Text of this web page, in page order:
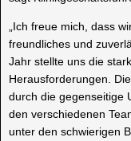
„Ich freue mich, dass
freundliches und
Jahr stellte uns die
Herausforderungen.
durch die gegenseitige
den verschiedenen
unter den schwierigen